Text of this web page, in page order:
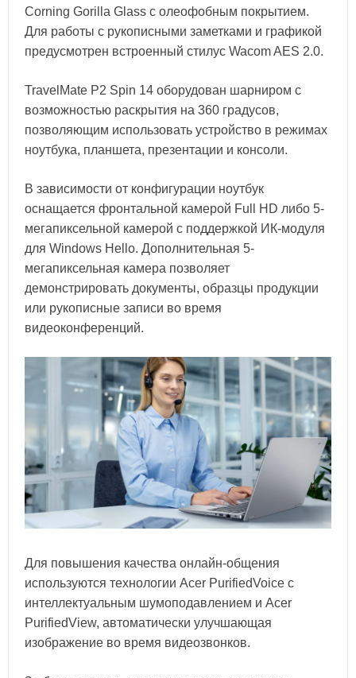
Corning Gorilla Glass с олеофобным покрытием.
Для работы с рукописными заметками и графикой
предусмотрен встроенный стилус Wacom AES 2.0.
TravelMate P2 Spin 14 оборудован шарниром с
возможностью раскрытия на 360 градусов,
позволяющим использовать устройство в режимах
ноутбука, планшета, презентации и консоли.
В зависимости от конфигурации ноутбук
оснащается фронтальной камерой Full HD либо 5-
мегапиксельной камерой с поддержкой ИК-модуля
для Windows Hello. Дополнительная 5-
мегапиксельная камера позволяет
демонстрировать документы, образцы продукции
или рукописные записи во время
видеоконференций.
Для повышения качества онлайн-общения
используются технологии Acer PurifiedVoice с
интеллектуальным шумоподавлением и Acer
PurifiedView, автоматически улучшающая
изображение во время видеозвонков.